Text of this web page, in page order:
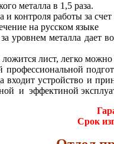
металла в 1,5 раза.
и контроля работы за
на русском языке
уровнем металла дает
лист, легко
профессиональной
входит устройство и
и эффектиной
Срок